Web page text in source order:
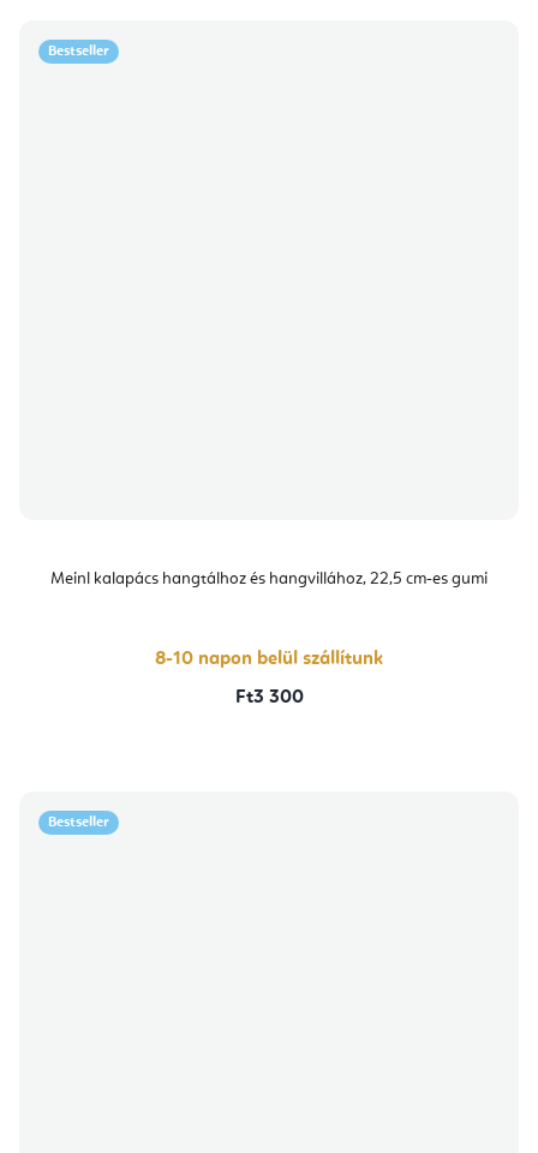
Bestseller
Meinl kalapács hangtálhoz és hangvillához, 22,5 cm-es gumi
8-10 napon belül szállítunk
Ft3 300
Bestseller